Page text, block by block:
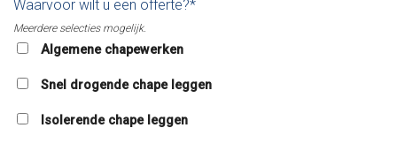
Waarvoor wilt u een offerte?*
Meerdere selecties mogelijk.
Algemene chapewerken
Snel drogende chape leggen
Isolerende chape leggen